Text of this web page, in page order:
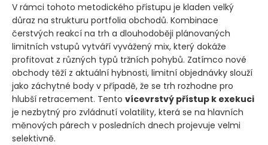
V rámci tohoto metodického přístupu je kladen velký
důraz na strukturu portfolia obchodů. Kombinace
čerstvých reakcí na trh a dlouhodoběji plánovaných
limitních vstupů vytváří vyvážený mix, který dokáže
profitovat z různých typů tržních pohybů. Zatímco nové
obchody těží z aktuální hybnosti, limitní objednávky slouží
jako záchytné body v případě, že se trh rozhodne pro
hlubší retracement. Tento vícevrstvý přístup k exekuci
je nezbytný pro zvládnutí volatility, která se na hlavních
měnových párech v posledních dnech projevuje velmi
selektivně.